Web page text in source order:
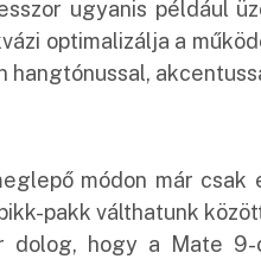
ugyanis például
optimalizálja a
hangtónussal,
módon már
pakk válthatunk
dolog, hogy a Mate